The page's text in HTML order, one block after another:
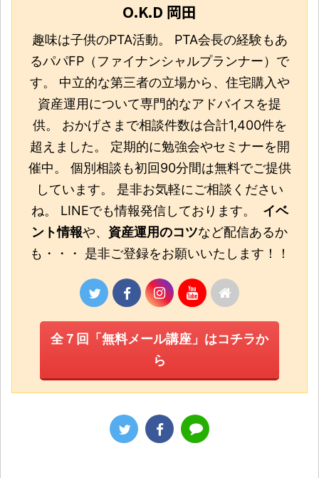
O.K.D 岡田
趣味は子供のPTA活動。 PTA会長の経験もあ
るパパFP（ファイナンシャルプランナー）で
す。 中立的な第三者の立場から、住宅購入や
資産運用について専門的なアドバイスを提
供。 おかげさまで相談件数は合計1,400件を
超えました。 定期的に勉強会やセミナーを開
催中。 個別相談も初回90分間は無料でご提供
しています。 是非お気軽にご相談ください
ね。 LINEでも情報発信しております。 イベ
ント情報や、 資産運用のコツなど配信あるか
も・・・ 是非ご登録をお願いいたします！！
全７回「無料メール講座」はコチラか
ら